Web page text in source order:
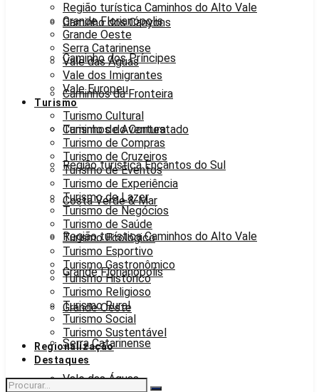
Caminho dos Canyons
Caminho dos Príncipes
Caminhos da Fronteira
Caminhos do Contestado
Região turística Encantos do Sul
Costa Verde & Mar
Região turística Caminhos do Alto Vale
Grande Florianópolis
Grande Oeste
Serra Catarinense
Vale das Águas
Região turística Caminhos do Alto Vale
Grande Florianópolis
Grande Oeste
Serra Catarinense
Vale das Águas
Vale dos Imigrantes
Vale Europeu
Turismo
Turismo Cultural
Turismo de Aventura
Turismo de Compras
Turismo de Cruzeiros
Turismo de Eventos
Turismo de Experiência
Turismo de Lazer
Turismo de Negócios
Turismo de Saúde
Turismo Ecológico
Turismo Esportivo
Turismo Gastronômico
Turismo Histórico
Turismo Religioso
Turismo Rural
Turismo Social
Turismo Sustentável
Regionalização
Destaques